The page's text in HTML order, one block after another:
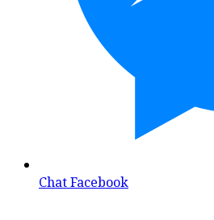
Chat Facebook